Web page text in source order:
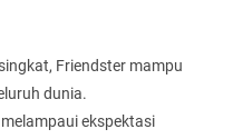
Friendster mampu
dunia.
ekspektasi